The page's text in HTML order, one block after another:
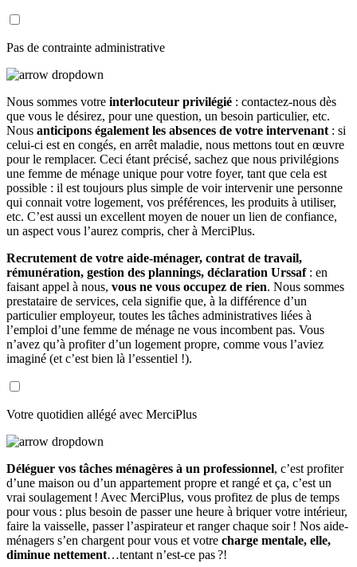
Pas de contrainte administrative
Nous sommes votre interlocuteur privilégié : contactez-nous dès
que vous le désirez, pour une question, un besoin particulier, etc.
Nous anticipons également les absences de votre intervenant : si
celui-ci est en congés, en arrêt maladie, nous mettons tout en œuvre
pour le remplacer. Ceci étant précisé, sachez que nous privilégions
une femme de ménage unique pour votre foyer, tant que cela est
possible : il est toujours plus simple de voir intervenir une personne
qui connait votre logement, vos préférences, les produits à utiliser,
etc. C’est aussi un excellent moyen de nouer un lien de confiance,
un aspect vous l’aurez compris, cher à MerciPlus.
Recrutement de votre aide-ménager, contrat de travail,
rémunération, gestion des plannings, déclaration Urssaf: en
faisant appel à nous, vous ne vous occupez de rien. Nous sommes
prestataire de services, cela signifie que, à la différence d’un
particulier employeur, toutes les tâches administratives liées à
l’emploi d’une femme de ménage ne vous incombent pas. Vous
n’avez qu’à profiter d’un logement propre, comme vous l’aviez
imaginé (et c’est bien là l’essentiel !).
Votre quotidien allégé avec MerciPlus
Déléguer vos tâches ménagères à un professionnel, c’est profiter
d’une maison ou d’un appartement propre et rangé et ça, c’est un
vrai soulagement ! Avec MerciPlus, vous profitez de plus de temps
pour vous : plus besoin de passer une heure à briquer votre intérieur,
faire la vaisselle, passer l’aspirateur et ranger chaque soir ! Nos aide-
ménagers s’en chargent pour vous et votre charge mentale, elle,
diminue nettement…tentant n’est-ce pas ?!